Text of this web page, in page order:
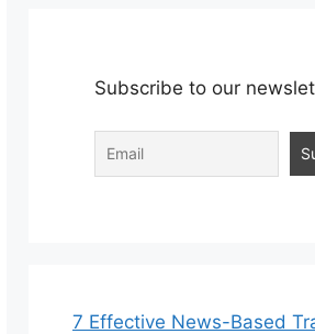
Subscribe to our
7 Effective News-Based